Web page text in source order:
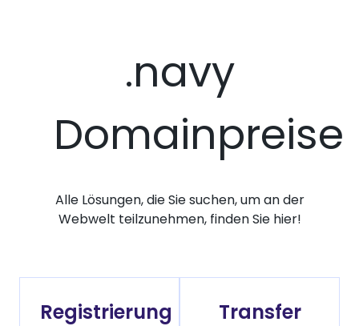
.navy
Domainpreise
Alle Lösungen, die Sie suchen, um an der
Webwelt teilzunehmen, finden Sie hier!
Registrierung Transfer